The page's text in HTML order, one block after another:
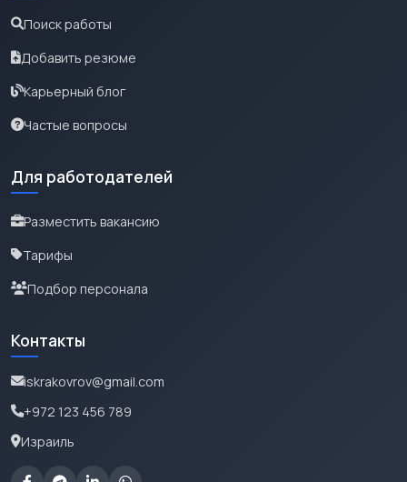
Поиск работы
Добавить резюме
Карьерный блог
Частые вопросы
Для работодателей
Разместить вакансию
Тарифы
Подбор персонала
Контакты
iskrakovrov@gmail.com
+972 123 456 789
Израиль